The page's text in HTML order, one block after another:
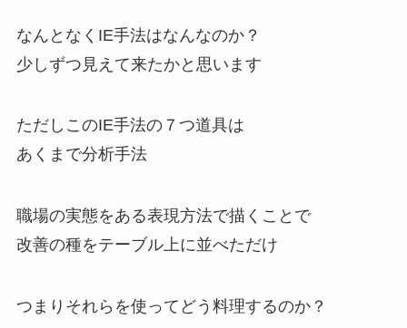
なんとなくIE手法はなんなのか？
少しずつ見えて来たかと思います
ただしこのIE手法の７つ道具は
あくまで分析手法
職場の実態をある表現方法で描くことで
改善の種をテーブル上に並べただけ
つまりそれらを使ってどう料理するのか？